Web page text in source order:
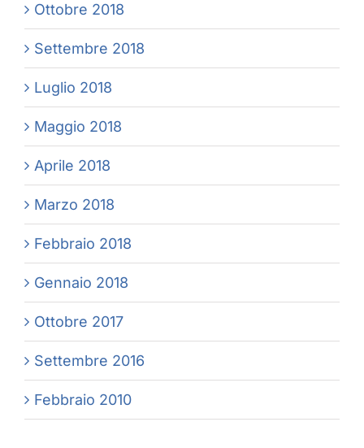
Ottobre 2018
Settembre 2018
Luglio 2018
Maggio 2018
Aprile 2018
Marzo 2018
Febbraio 2018
Gennaio 2018
Ottobre 2017
Settembre 2016
Febbraio 2010